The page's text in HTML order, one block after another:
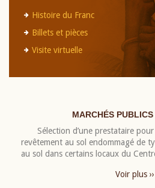
Histoire du Franc
Billets et pièces
Visite virtuelle
MARCHÉS
Sélection d’une prestataire
revêtement au sol endommagé de
au sol dans certains locaux du
Voir plus ››